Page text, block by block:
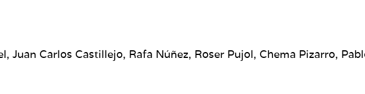
Juan Carlos Castillejo, Rafa Núñez, Roser Pujol, Chema Pizarro,